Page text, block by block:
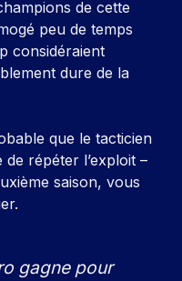
de cette
peu de temps
considéraient
dure de la
que le tacticien
de répéter l’exploit –
saison, vous
gagne pour